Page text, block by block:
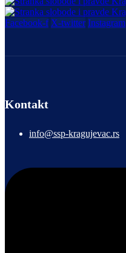
Facebook-f X-twitter Instagram
Kontakt
info@ssp-kragujevac.rs